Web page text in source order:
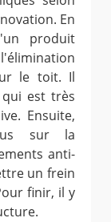
En
produit
le toit. Il
est très
Ensuite,
sur la
anti-
un frein
finir, il y